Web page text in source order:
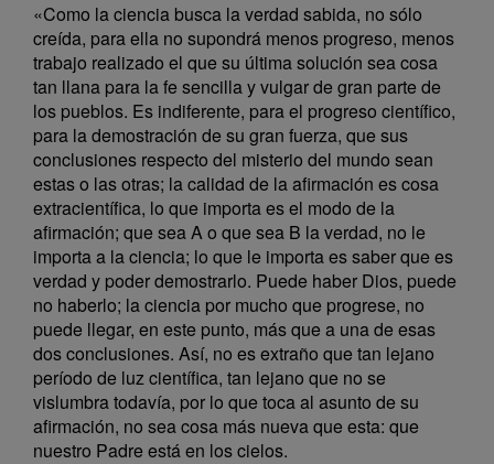
«Como la ciencia busca la verdad sabida, no sólo
creída, para ella no supondrá menos progreso, menos
trabajo realizado el que su última solución sea cosa
tan llana para la fe sencilla y vulgar de gran parte de
los pueblos. Es indiferente, para el progreso científico,
para la demostración de su gran fuerza, que sus
conclusiones respecto del misterio del mundo sean
estas o las otras; la calidad de la afirmación es cosa
extracientífica, lo que importa es el modo de la
afirmación; que sea A o que sea B la verdad, no le
importa a la ciencia; lo que le importa es saber que es
verdad y poder demostrarlo. Puede haber Dios, puede
no haberlo; la ciencia por mucho que progrese, no
puede llegar, en este punto, más que a una de esas
dos conclusiones. Así, no es extraño que tan lejano
período de luz científica, tan lejano que no se
vislumbra todavía, por lo que toca al asunto de su
afirmación, no sea cosa más nueva que esta: que
nuestro Padre está en los cielos.